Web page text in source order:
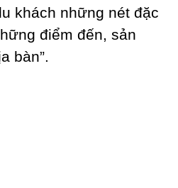
khách những nét đặc
điểm đến, sản
bàn”.